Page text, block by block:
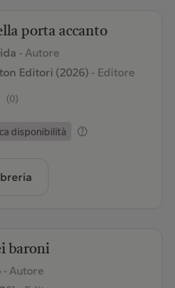
porta accanto
- Autore
Editori (2026)- Editore
(0)
disponibilità
baroni
- Autore